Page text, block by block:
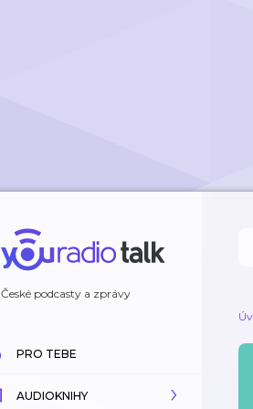
České podcasty a zprávy
PRO TEBE
AUDIOKNIHY